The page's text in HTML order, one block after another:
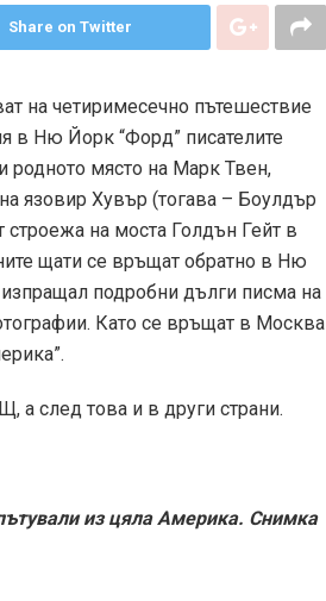
Share on Twitter
на четиримесечно пътешествие
в Ню Йорк “Форд” писателите
родното място на Марк Твен,
язовир Хувър (тогава – Боулдър
строежа на моста Голдън Гейт в
щати се връщат обратно в Ню
подробни дълги писма на
Като се връщат в Москва
а след това и в други страни.
из цяла Америка. Снимка